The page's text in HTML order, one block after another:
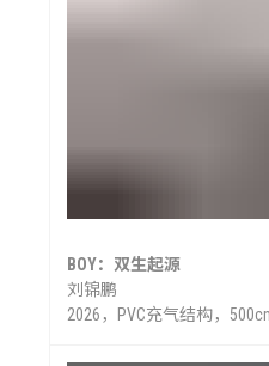
BOY：双生起源
刘锦鹏
2026，PVC充气结构，